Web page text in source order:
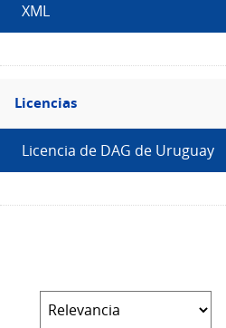
XML
Filtro
Licencias
Licencias
Licencia de DAG de Uruguay